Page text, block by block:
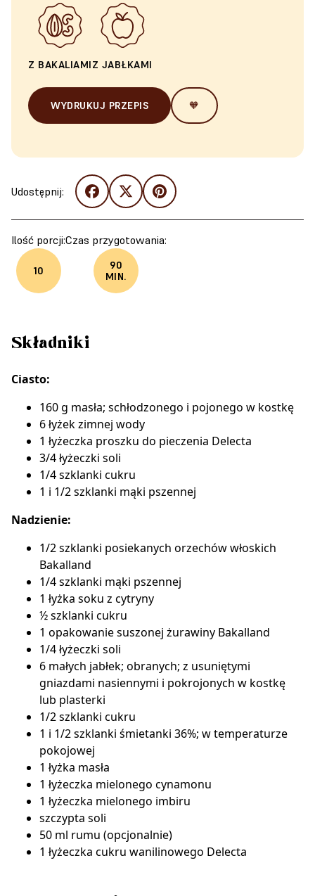
Z BAKALIAMIZ JABŁKAMI
WYDRUKUJ PRZEPIS 🧡
Udostępnij:
Ilość porcji:
10
Czas przygotowania:
90
MIN.
Składniki
Ciasto:
160 g masła; schłodzonego i pojonego w kostkę
6 łyżek zimnej wody
1 łyżeczka proszku do pieczenia Delecta
3/4 łyżeczki soli
1/4 szklanki cukru
1 i 1/2 szklanki mąki pszennej
Nadzienie:
1/2 szklanki posiekanych orzechów włoskich
Bakalland
1/4 szklanki mąki pszennej
1 łyżka soku z cytryny
½ szklanki cukru
1 opakowanie suszonej żurawiny Bakalland
1/4 łyżeczki soli
6 małych jabłek; obranych; z usuniętymi
gniazdami nasiennymi i pokrojonych w kostkę
lub plasterki
1/2 szklanki cukru
1 i 1/2 szklanki śmietanki 36%; w temperaturze
pokojowej
1 łyżka masła
1 łyżeczka mielonego cynamonu
1 łyżeczka mielonego imbiru
szczypta soli
50 ml rumu (opcjonalnie)
1 łyżeczka cukru wanilinowego Delecta